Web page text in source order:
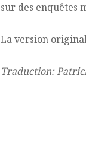
sur des enquêtes
La version
Traduction: